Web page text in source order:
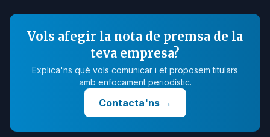
Vols afegir la nota de premsa de la
teva empresa?
Explica'ns què vols comunicar i et proposem titulars
amb enfocament periodístic.
Contacta'ns→